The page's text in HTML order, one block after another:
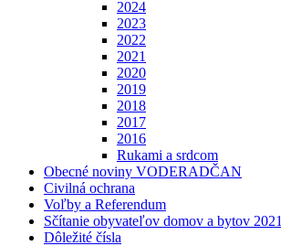
2024
2023
2022
2021
2020
2019
2018
2017
2016
Rukami a srdcom
Obecné noviny VODERADČAN
Civilná ochrana
Voľby a Referendum
Sčítanie obyvateľov domov a bytov 2021
Dôležité čísla